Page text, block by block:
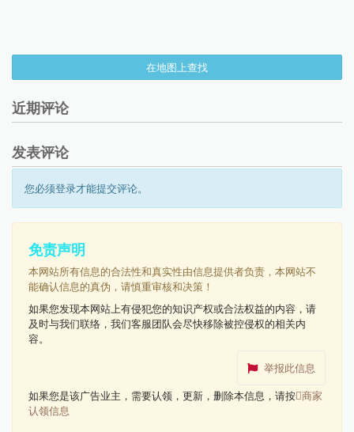
在地图上查找
近期评论
发表评论
您必须登录才能提交评论。
免责声明
本网站所有信息的合法性和真实性由信息提供者负责，本网站不
能确认信息的真伪，请慎重审核和决策！
如果您发现本网站上有侵犯您的知识产权或合法权益的内容，请
及时与我们联络，我们客服团队会尽快移除被控侵权的相关内
容。
举报此信息
如果您是该广告业主，需要认领，更新，删除本信息，请按 商家
认领信息